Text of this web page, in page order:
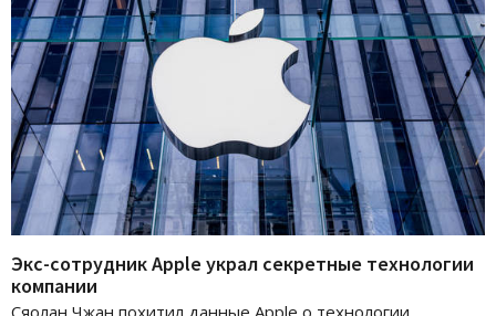
Экс-сотрудник Apple украл секретные технологии
компании